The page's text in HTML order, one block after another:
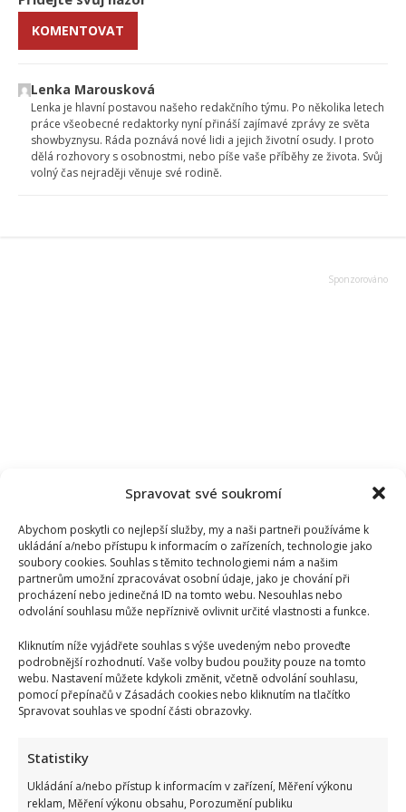
Spravovat své soukromí
Abychom poskytli co nejlepší služby, my a naši partneři používáme k
ukládání a/nebo přístupu k informacím o zařízeních, technologie jako
soubory cookies. Souhlas s těmito technologiemi nám a našim
partnerům umožní zpracovávat osobní údaje, jako je chování při
procházení nebo jedinečná ID na tomto webu. Nesouhlas nebo
odvolání souhlasu může nepříznivě ovlivnit určité vlastnosti a funkce.
Kliknutím níže vyjádřete souhlas s výše uvedeným nebo proveďte
podrobnější rozhodnutí. Vaše volby budou použity pouze na tomto
webu. Nastavení můžete kdykoli změnit, včetně odvolání souhlasu,
pomocí přepínačů v Zásadách cookies nebo kliknutím na tlačítko
Spravovat souhlas ve spodní části obrazovky.
Statistiky
Ukládání a/nebo přístup k informacím v zařízení, Měření výkonu
reklam, Měření výkonu obsahu, Porozumění publiku
KOMENTOVAT
Lenka Marousková
Lenka je hlavní postavou našeho redakčního týmu. Po několika letech
práce všeobecné redaktorky nyní přináší zajímavé zprávy ze světa
showbyznysu. Ráda poznává nové lidi a jejich životní osudy. I proto
dělá rozhovory s osobnostmi, nebo píše vaše příběhy ze života. Svůj
volný čas nejraději věnuje své rodině.